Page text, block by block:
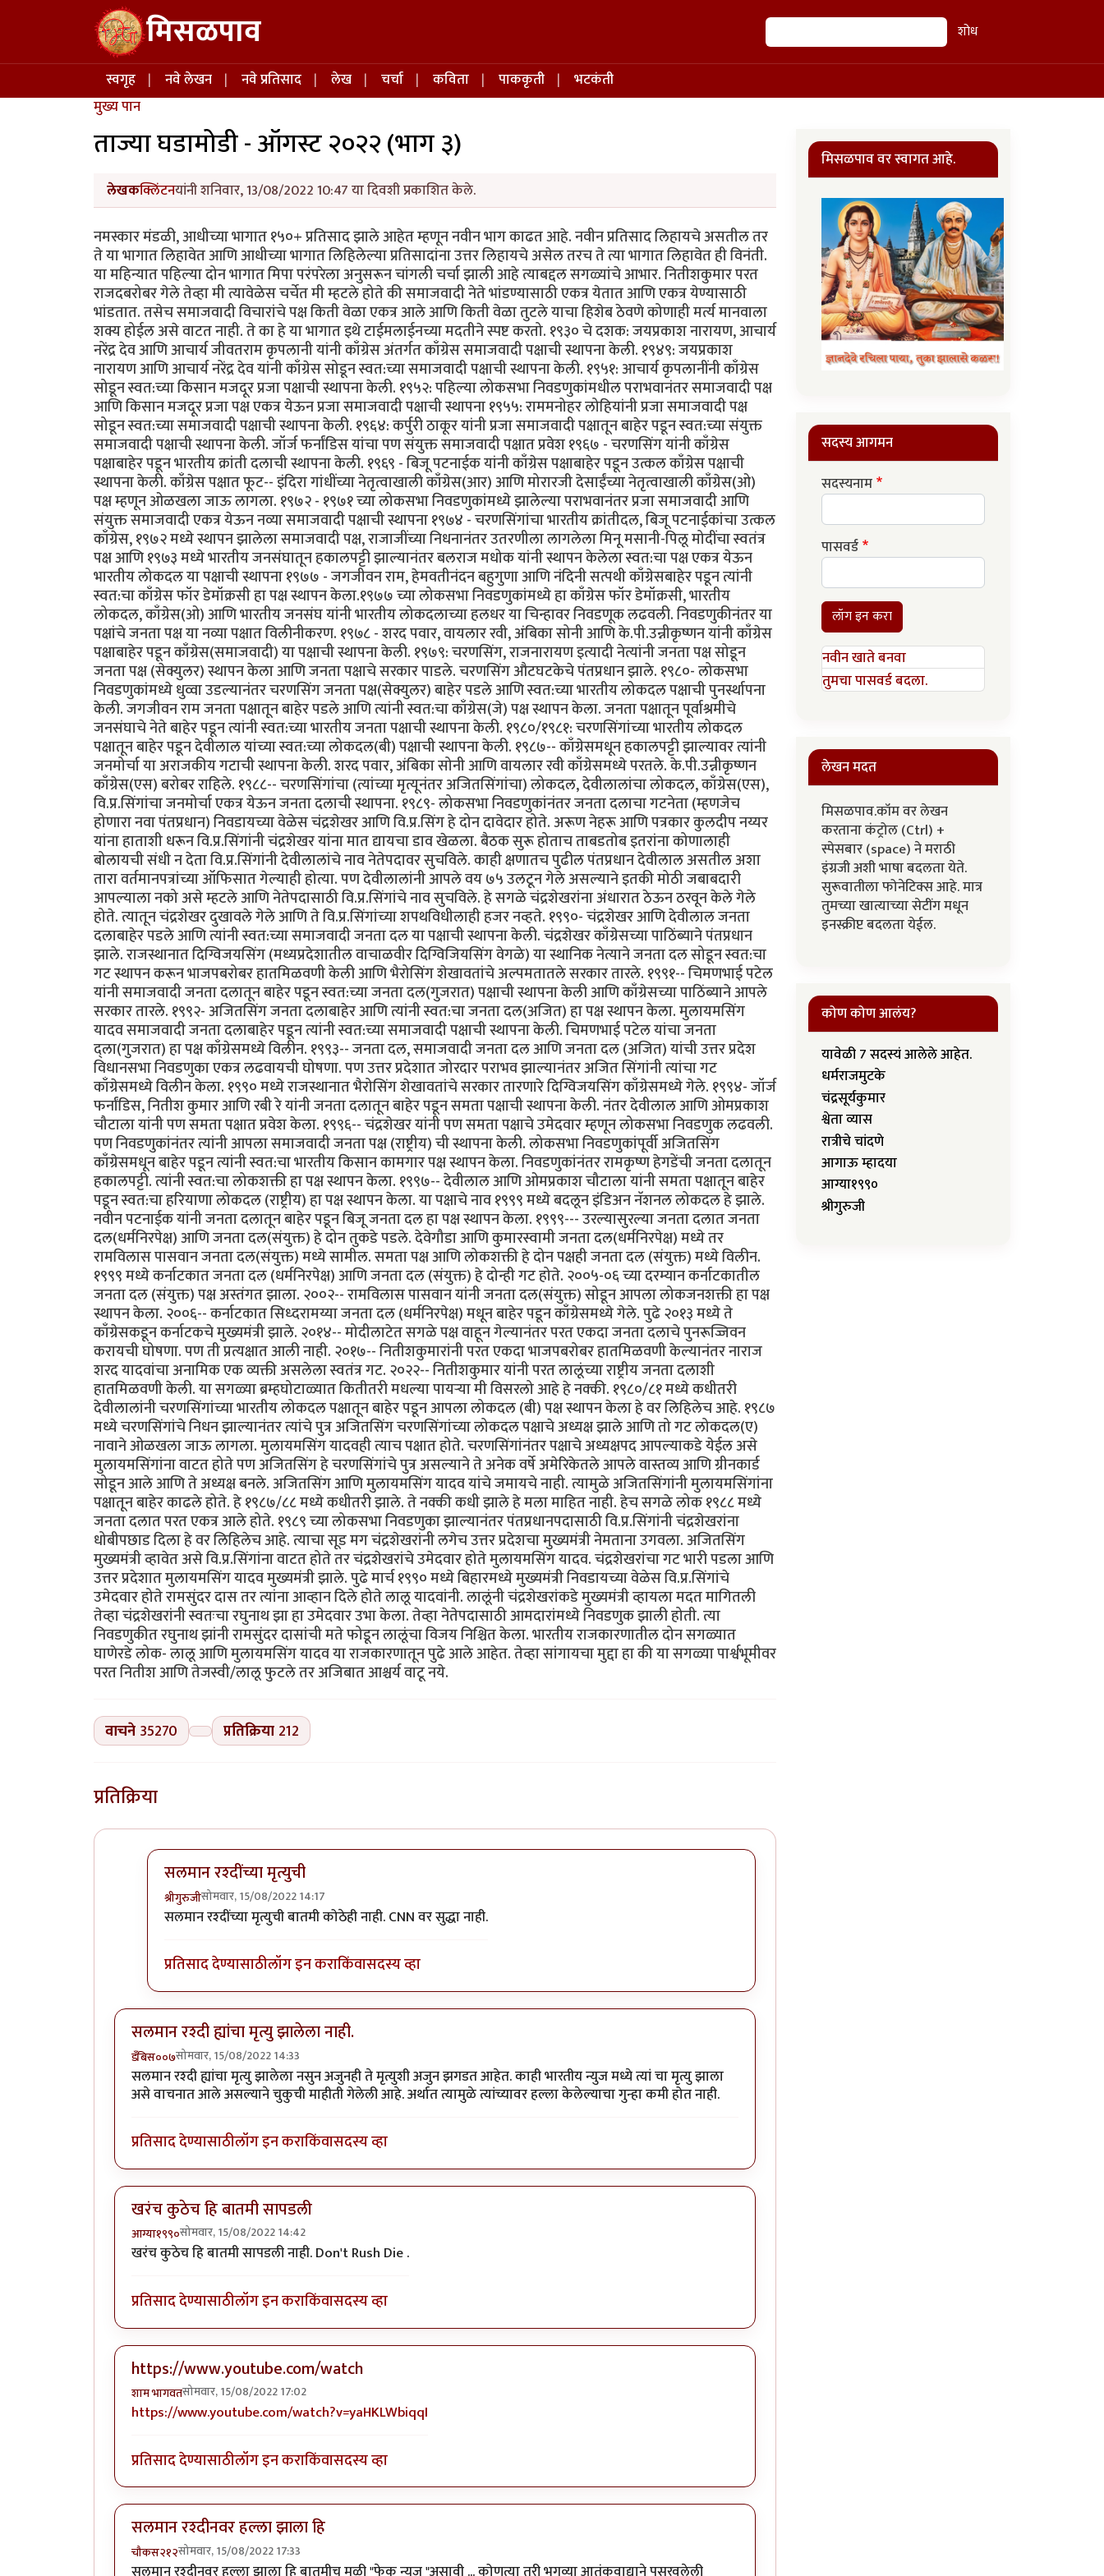
Skip to main content मिसळपाव शोध शोध
Main navigation
स्वगृह नवे लेखन नवे प्रतिसाद लेख चर्चा कविता पाककृती
भटकंती
मुख्य पान
ताज्या घडामोडी - ऑगस्ट २०२२ (भाग ३)
लेखकक्लिंटनयांनी शनिवार, 13/08/2022 10:47 या दिवशी प्रकाशित केले.
नमस्कार मंडळी, आधीच्या भागात १५०+ प्रतिसाद झाले आहेत म्हणून नवीन भाग काढत आहे. नवीन प्रतिसाद लिहायचे असतील तर
ते या भागात लिहावेत आणि आधीच्या भागात लिहिलेल्या प्रतिसादांना उत्तर लिहायचे असेल तरच ते त्या भागात लिहावेत ही विनंती.
या महिन्यात पहिल्या दोन भागात मिपा परंपरेला अनुसरून चांगली चर्चा झाली आहे त्याबद्दल सगळ्यांचे आभार. नितीशकुमार परत
राजदबरोबर गेले तेव्हा मी त्यावेळेस चर्चेत मी म्हटले होते की समाजवादी नेते भांडण्यासाठी एकत्र येतात आणि एकत्र येण्यासाठी
भांडतात. तसेच समाजवादी विचारांचे पक्ष किती वेळा एकत्र आले आणि किती वेळा तुटले याचा हिशेब ठेवणे कोणाही मर्त्य मानवाला
शक्य होईल असे वाटत नाही. ते का हे या भागात इथे टाईमलाईनच्या मदतीने स्पष्ट करतो. १९३० चे दशक: जयप्रकाश नारायण, आचार्य
नरेंद्र देव आणि आचार्य जीवतराम कृपलानी यांनी काँग्रेस अंतर्गत काँग्रेस समाजवादी पक्षाची स्थापना केली. १९४९: जयप्रकाश
नारायण आणि आचार्य नरेंद्र देव यांनी काँग्रेस सोडून स्वत:च्या समाजवादी पक्षाची स्थापना केली. १९५१: आचार्य कृपलानींनी काँग्रेस
सोडून स्वत:च्या किसान मजदूर प्रजा पक्षाची स्थापना केली. १९५२: पहिल्या लोकसभा निवडणुकांमधील पराभवानंतर समाजवादी पक्ष
आणि किसान मजदूर प्रजा पक्ष एकत्र येऊन प्रजा समाजवादी पक्षाची स्थापना १९५५: राममनोहर लोहियांनी प्रजा समाजवादी पक्ष
सोडून स्वत:च्या समाजवादी पक्षाची स्थापना केली. १९६४: कर्पुरी ठाकूर यांनी प्रजा समाजवादी पक्षातून बाहेर पडून स्वत:च्या संयुक्त
समाजवादी पक्षाची स्थापना केली. जॉर्ज फर्नांडिस यांचा पण संयुक्त समाजवादी पक्षात प्रवेश १९६७ - चरणसिंग यांनी काँग्रेस
पक्षाबाहेर पडून भारतीय क्रांती दलाची स्थापना केली. १९६९ - बिजू पटनाईक यांनी काँग्रेस पक्षाबाहेर पडून उत्कल काँग्रेस पक्षाची
स्थापना केली. काँग्रेस पक्षात फूट-- इंदिरा गांधींच्या नेतृत्वाखाली काँग्रेस(आर) आणि मोरारजी देसाईंच्या नेतृत्वाखाली काँग्रेस(ओ)
पक्ष म्हणून ओळखला जाऊ लागला. १९७२ - १९७१ च्या लोकसभा निवडणुकांमध्ये झालेल्या पराभवानंतर प्रजा समाजवादी आणि
संयुक्त समाजवादी एकत्र येऊन नव्या समाजवादी पक्षाची स्थापना १९७४ - चरणसिंगांचा भारतीय क्रांतीदल, बिजू पटनाईकांचा उत्कल
काँग्रेस, १९७२ मध्ये स्थापन झालेला समाजवादी पक्ष, राजाजींच्या निधनानंतर उतरणीला लागलेला मिनू मसानी-पिलू मोदींचा स्वतंत्र
पक्ष आणि १९७३ मध्ये भारतीय जनसंघातून हकालपट्टी झाल्यानंतर बलराज मधोक यांनी स्थापन केलेला स्वत:चा पक्ष एकत्र येऊन
भारतीय लोकदल या पक्षाची स्थापना १९७७ - जगजीवन राम, हेमवतीनंदन बहुगुणा आणि नंदिनी सत्पथी काँग्रेसबाहेर पडून त्यांनी
स्वत:चा काँग्रेस फॉर डेमॉक्रसी हा पक्ष स्थापन केला.१९७७ च्या लोकसभा निवडणुकांमध्ये हा काँग्रेस फॉर डेमॉक्रसी, भारतीय
लोकदल, काँग्रेस(ओ) आणि भारतीय जनसंघ यांनी भारतीय लोकदलाच्या हलधर या चिन्हावर निवडणूक लढवली. निवडणुकीनंतर या
पक्षांचे जनता पक्ष या नव्या पक्षात विलीनीकरण. १९७८ - शरद पवार, वायलार रवी, अंबिका सोनी आणि के.पी.उन्नीकृष्णन यांनी काँग्रेस
पक्षाबाहेर पडून काँग्रेस(समाजवादी) या पक्षाची स्थापना केली. १९७९: चरणसिंग, राजनारायण इत्यादी नेत्यांनी जनता पक्ष सोडून
जनता पक्ष (सेक्युलर) स्थापन केला आणि जनता पक्षाचे सरकार पाडले. चरणसिंग औटघटकेचे पंतप्रधान झाले. १९८०- लोकसभा
निवडणुकांमध्ये धुव्वा उडल्यानंतर चरणसिंग जनता पक्ष(सेक्युलर) बाहेर पडले आणि स्वत:च्या भारतीय लोकदल पक्षाची पुनर्स्थापना
केली. जगजीवन राम जनता पक्षातून बाहेर पडले आणि त्यांनी स्वत:चा काँग्रेस(जे) पक्ष स्थापन केला. जनता पक्षातून पूर्वाश्रमीचे
जनसंघाचे नेते बाहेर पडून त्यांनी स्वत:च्या भारतीय जनता पक्षाची स्थापना केली. १९८०/१९८१: चरणसिंगांच्या भारतीय लोकदल
पक्षातून बाहेर पडून देवीलाल यांच्या स्वत:च्या लोकदल(बी) पक्षाची स्थापना केली. १९८७-- काँग्रेसमधून हकालपट्टी झाल्यावर त्यांनी
जनमोर्चा या अराजकीय गटाची स्थापना केली. शरद पवार, अंबिका सोनी आणि वायलार रवी काँग्रेसमध्ये परतले. के.पी.उन्नीकृष्णन
काँग्रेस(एस) बरोबर राहिले. १९८८-- चरणसिंगांचा (त्यांच्या मृत्यूनंतर अजितसिंगांचा) लोकदल, देवीलालांचा लोकदल, काँग्रेस(एस),
वि.प्र.सिंगांचा जनमोर्चा एकत्र येऊन जनता दलाची स्थापना. १९८९- लोकसभा निवडणुकांनंतर जनता दलाचा गटनेता (म्हणजेच
होणारा नवा पंतप्रधान) निवडायच्या वेळेस चंद्रशेखर आणि वि.प्र.सिंग हे दोन दावेदार होते. अरूण नेहरू आणि पत्रकार कुलदीप नय्यर
यांना हाताशी धरून वि.प्र.सिंगांनी चंद्रशेखर यांना मात द्यायचा डाव खेळला. बैठक सुरू होताच ताबडतोब इतरांना कोणालाही
बोलायची संधी न देता वि.प्र.सिंगांनी देवीलालांचे नाव नेतेपदावर सुचविले. काही क्षणातच पुढील पंतप्रधान देवीलाल असतील अशा
तारा वर्तमानपत्रांच्या ऑफिसात गेल्याही होत्या. पण देवीलालांनी आपले वय ७५ उलटून गेले असल्याने इतकी मोठी जबाबदारी
आपल्याला नको असे म्हटले आणि नेतेपदासाठी वि.प्र.सिंगांचे नाव सुचविले. हे सगळे चंद्रशेखरांना अंधारात ठेऊन ठरवून केले गेले
होते. त्यातून चंद्रशेखर दुखावले गेले आणि ते वि.प्र.सिंगांच्या शपथविधीलाही हजर नव्हते. १९९०- चंद्रशेखर आणि देवीलाल जनता
दलाबाहेर पडले आणि त्यांनी स्वत:च्या समाजवादी जनता दल या पक्षाची स्थापना केली. चंद्रशेखर काँग्रेसच्या पाठिंब्याने पंतप्रधान
झाले. राजस्थानात दिग्विजयसिंग (मध्यप्रदेशातील वाचाळवीर दिग्विजियसिंग वेगळे) या स्थानिक नेत्याने जनता दल सोडून स्वत:चा
गट स्थापन करून भाजपबरोबर हातमिळवणी केली आणि भैरोसिंग शेखावतांचे अल्पमतातले सरकार तारले. १९९१-- चिमणभाई पटेल
यांनी समाजवादी जनता दलातून बाहेर पडून स्वत:च्या जनता दल(गुजरात) पक्षाची स्थापना केली आणि काँग्रेसच्या पाठिंब्याने आपले
सरकार तारले. १९९२- अजितसिंग जनता दलाबाहेर आणि त्यांनी स्वत:चा जनता दल(अजित) हा पक्ष स्थापन केला. मुलायमसिंग
यादव समाजवादी जनता दलाबाहेर पडून त्यांनी स्वत:च्या समाजवादी पक्षाची स्थापना केली. चिमणभाई पटेल यांचा जनता
द्ला(गुजरात) हा पक्ष काँग्रेसमध्ये विलीन. १९९३-- जनता दल, समाजवादी जनता दल आणि जनता दल (अजित) यांची उत्तर प्रदेश
विधानसभा निवडणुका एकत्र लढवायची घोषणा. पण उत्तर प्रदेशात जोरदार पराभव झाल्यानंतर अजित सिंगांनी त्यांचा गट
काँग्रेसमध्ये विलीन केला. १९९० मध्ये राजस्थानात भैरोसिंग शेखावतांचे सरकार तारणारे दिग्विजयसिंग काँग्रेसमध्ये गेले. १९९४- जॉर्ज
फर्नांडिस, नितीश कुमार आणि रबी रे यांनी जनता दलातून बाहेर पडून समता पक्षाची स्थापना केली. नंतर देवीलाल आणि ओमप्रकाश
चौटाला यांनी पण समता पक्षात प्रवेश केला. १९९६-- चंद्रशेखर यांनी पण समता पक्षाचे उमेदवार म्हणून लोकसभा निवडणुक लढवली.
पण निवडणुकांनंतर त्यांनी आपला समाजवादी जनता पक्ष (राष्ट्रीय) ची स्थापना केली. लोकसभा निवडणुकांपूर्वी अजितसिंग
काँग्रेसमधून बाहेर पडून त्यांनी स्वत:चा भारतीय किसान कामगार पक्ष स्थापन केला. निवडणुकांनंतर रामकृष्ण हेगडेंची जनता दलातून
हकालपट्टी. त्यांनी स्वत:चा लोकशक्ती हा पक्ष स्थापन केला. १९९७-- देवीलाल आणि ओमप्रकाश चौटाला यांनी समता पक्षातून बाहेर
पडून स्वत:चा हरियाणा लोकदल (राष्ट्रीय) हा पक्ष स्थापन केला. या पक्षाचे नाव १९९९ मध्ये बदलून इंडिअन नॅशनल लोकदल हे झाले.
नवीन पटनाईक यांनी जनता दलातून बाहेर पडून बिजू जनता दल हा पक्ष स्थापन केला. १९९९--- उरल्यासुरल्या जनता दलात जनता
दल(धर्मनिरपेक्ष) आणि जनता दल(संयुक्त) हे दोन तुकडे पडले. देवेगौडा आणि कुमारस्वामी जनता दल(धर्मनिरपेक्ष) मध्ये तर
रामविलास पासवान जनता दल(संयुक्त) मध्ये सामील. समता पक्ष आणि लोकशक्ती हे दोन पक्षही जनता दल (संयुक्त) मध्ये विलीन.
१९९९ मध्ये कर्नाटकात जनता दल (धर्मनिरपेक्ष) आणि जनता दल (संयुक्त) हे दोन्ही गट होते. २००५-०६ च्या दरम्यान कर्नाटकातील
जनता दल (संयुक्त) पक्ष अस्तंगत झाला. २००२-- रामविलास पासवान यांनी जनता दल(संयुक्त) सोडून आपला लोकजनशक्ती हा पक्ष
स्थापन केला. २००६-- कर्नाटकात सिध्दरामय्या जनता दल (धर्मनिरपेक्ष) मधून बाहेर पडून काँग्रेसमध्ये गेले. पुढे २०१३ मध्ये ते
काँग्रेसकडून कर्नाटकचे मुख्यमंत्री झाले. २०१४-- मोदीलाटेत सगळे पक्ष वाहून गेल्यानंतर परत एकदा जनता दलाचे पुनरूज्जिवन
करायची घोषणा. पण ती प्रत्यक्षात आली नाही. २०१७-- नितीशकुमारांनी परत एकदा भाजपबरोबर हातमिळवणी केल्यानंतर नाराज
शरद यादवांचा अनामिक एक व्यक्ती असलेला स्वतंत्र गट. २०२२-- नितीशकुमार यांनी परत लालूंच्या राष्ट्रीय जनता दलाशी
हातमिळवणी केली. या सगळ्या ब्रम्हघोटाळ्यात कितीतरी मधल्या पायऱ्या मी विसरलो आहे हे नक्की. १९८०/८१ मध्ये कधीतरी
देवीलालांनी चरणसिंगांच्या भारतीय लोकदल पक्षातून बाहेर पडून आपला लोकदल (बी) पक्ष स्थापन केला हे वर लिहिलेच आहे. १९८७
मध्ये चरणसिंगांचे निधन झाल्यानंतर त्यांचे पुत्र अजितसिंग चरणसिंगांच्या लोकदल पक्षाचे अध्यक्ष झाले आणि तो गट लोकदल(ए)
नावाने ओळखला जाऊ लागला. मुलायमसिंग यादवही त्याच पक्षात होते. चरणसिंगांनंतर पक्षाचे अध्यक्षपद आपल्याकडे येईल असे
मुलायमसिंगांना वाटत होते पण अजितसिंग हे चरणसिंगांचे पुत्र असल्याने ते अनेक वर्षे अमेरिकेतले आपले वास्तव्य आणि ग्रीनकार्ड
सोडून आले आणि ते अध्यक्ष बनले. अजितसिंग आणि मुलायमसिंग यादव यांचे जमायचे नाही. त्यामुळे अजितसिंगांनी मुलायमसिंगांना
पक्षातून बाहेर काढले होते. हे १९८७/८८ मध्ये कधीतरी झाले. ते नक्की कधी झाले हे मला माहित नाही. हेच सगळे लोक १९८८ मध्ये
जनता दलात परत एकत्र आले होते. १९८९ च्या लोकसभा निवडणुका झाल्यानंतर पंतप्रधानपदासाठी वि.प्र.सिंगांनी चंद्रशेखरांना
धोबीपछाड दिला हे वर लिहिलेच आहे. त्याचा सूड मग चंद्रशेखरांनी लगेच उत्तर प्रदेशचा मुख्यमंत्री नेमताना उगवला. अजितसिंग
मुख्यमंत्री व्हावेत असे वि.प्र.सिंगांना वाटत होते तर चंद्रशेखरांचे उमेदवार होते मुलायमसिंग यादव. चंद्रशेखरांचा गट भारी पडला आणि
उत्तर प्रदेशात मुलायमसिंग यादव मुख्यमंत्री झाले. पुढे मार्च १९९० मध्ये बिहारमध्ये मुख्यमंत्री निवडायच्या वेळेस वि.प्र.सिंगांचे
उमेदवार होते रामसुंदर दास तर त्यांना आव्हान दिले होते लालू यादवांनी. लालूंनी चंद्रशेखरांकडे मुख्यमंत्री व्हायला मदत मागितली
तेव्हा चंद्रशेखरांनी स्वतःचा रघुनाथ झा हा उमेदवार उभा केला. तेव्हा नेतेपदासाठी आमदारांमध्ये निवडणुक झाली होती. त्या
निवडणुकीत रघुनाथ झांनी रामसुंदर दासांची मते फोडून लालूंचा विजय निश्चित केला. भारतीय राजकारणातील दोन सगळ्यात
घाणेरडे लोक- लालू आणि मुलायमसिंग यादव या राजकारणातून पुढे आले आहेत. तेव्हा सांगायचा मुद्दा हा की या सगळ्या पार्श्वभूमीवर
परत नितीश आणि तेजस्वी/लालू फुटले तर अजिबात आश्चर्य वाटू नये.
वाचने 35270 प्रतिक्रिया 212
प्रतिक्रिया
सलमान रश्दींच्या मृत्युची
श्रीगुरुजीसोमवार, 15/08/2022 14:17
In reply toविश्व प्रख्यात लेखक "सलमानbyडँबिस००७
सलमान रश्दींच्या मृत्युची बातमी कोठेही नाही. CNN वर सुद्धा नाही.
प्रतिसाद देण्यासाठीलॉग इन कराकिंवासदस्य व्हा
सलमान रश्दी ह्यांचा मृत्यु झालेला नाही.
डँबिस००७सोमवार, 15/08/2022 14:33
सलमान रश्दी ह्यांचा मृत्यु झालेला नसुन अजुनही ते मृत्युशी अजुन झगडत आहेत. काही भारतीय न्युज मध्ये त्यां चा मृत्यु झाला
असे वाचनात आले असल्याने चुकुची माहीती गेलेली आहे. अर्थात त्यामुळे त्यांच्यावर हल्ला केलेल्याचा गुन्हा कमी होत नाही.
प्रतिसाद देण्यासाठीलॉग इन कराकिंवासदस्य व्हा
खरंच कुठेच हि बातमी सापडली
आग्या१९९०सोमवार, 15/08/2022 14:42
खरंच कुठेच हि बातमी सापडली नाही. Don't Rush Die .
प्रतिसाद देण्यासाठीलॉग इन कराकिंवासदस्य व्हा
https://www.youtube.com/watch
शाम भागवतसोमवार, 15/08/2022 17:02
https://www.youtube.com/watch?v=yaHKLWbiqqI
प्रतिसाद देण्यासाठीलॉग इन कराकिंवासदस्य व्हा
सलमान रश्दीनवर हल्ला झाला हि
चौकस२१२सोमवार, 15/08/2022 17:33
मिसळपाव वर स्वागत आहे.
सदस्य आगमन
सदस्यनाम
पासवर्ड
लॉग इन करा
नवीन खाते बनवा
तुमचा पासवर्ड बदला.
लेखन मदत
मिसळपाव.कॉम वर लेखन
करताना कंट्रोल (Ctrl) +
स्पेसबार (space) ने मराठी
इंग्रजी अशी भाषा बदलता येते.
सुरूवातीला फोनेटिक्स आहे. मात्र
तुमच्या खात्याच्या सेटींग मधून
इनस्क्रीप्ट बदलता येईल.
कोण कोण आलंय?
यावेळी 7 सदस्यं आलेले आहेत.
धर्मराजमुटके
चंद्रसूर्यकुमार
श्वेता व्यास
रात्रीचे चांदणे
आगाऊ म्हादया
आग्या१९९०
श्रीगुरुजी